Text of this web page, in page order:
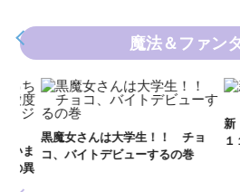
魔法＆ファン
黒魔女さんは大学生！！ チョ
コ、バイトデビューするの巻
新
１１